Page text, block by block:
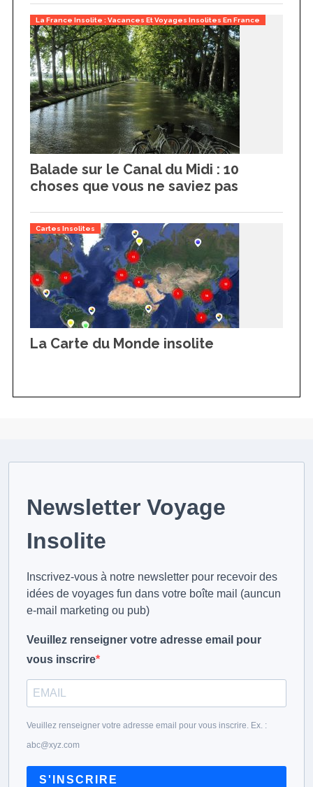
La France Insolite : Vacances Et Voyages Insolites En France
Balade sur le Canal du Midi : 10
choses que vous ne saviez pas
Cartes Insolites
La Carte du Monde insolite
Newsletter Voyage
Insolite
Inscrivez-vous à notre newsletter pour recevoir des
idées de voyages fun dans votre boîte mail (auncun
e-mail marketing ou pub)
Veuillez renseigner votre adresse email pour
vous inscrire
Veuillez renseigner votre adresse email pour vous inscrire. Ex. :
abc@xyz.com
S'INSCRIRE
o
r
: